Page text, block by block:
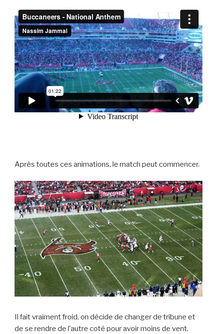
Après toutes ces animations, le match peut commencer.
Il fait vraiment froid, on décide de changer de tribune et
de se rendre de l’autre coté pour avoir moins de vent.